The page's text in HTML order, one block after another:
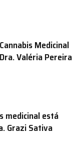
Medicinal
Valéria Pereira
medicinal está
Grazi Sativa